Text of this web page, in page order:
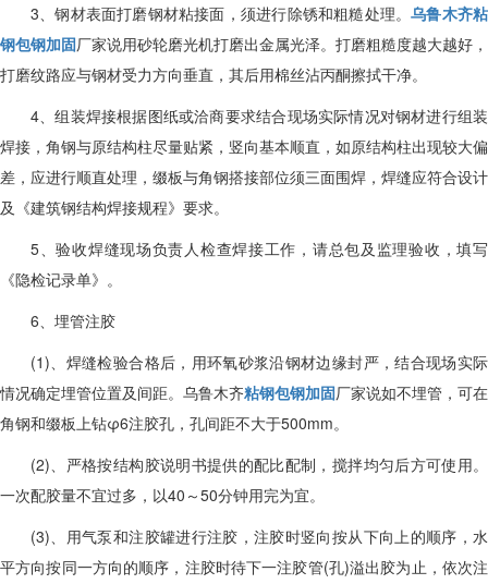
3、钢材表面打磨钢材粘接面，须进行除锈和粗糙处理。乌鲁木齐粘
钢包钢加固厂家说用砂轮磨光机打磨出金属光泽。打磨粗糙度越大越好，
打磨纹路应与钢材受力方向垂直，其后用棉丝沾丙酮擦拭干净。
4、组装焊接根据图纸或洽商要求结合现场实际情况对钢材进行组装
焊接，角钢与原结构柱尽量贴紧，竖向基本顺直，如原结构柱出现较大偏
差，应进行顺直处理，缀板与角钢搭接部位须三面围焊，焊缝应符合设计
及《建筑钢结构焊接规程》要求。
5、验收焊缝现场负责人检查焊接工作，请总包及监理验收，填写
《隐检记录单》。
6、埋管注胶
(1)、焊缝检验合格后，用环氧砂浆沿钢材边缘封严，结合现场实际
情况确定埋管位置及间距。乌鲁木齐粘钢包钢加固厂家说如不埋管，可在
角钢和缀板上钻φ6注胶孔，孔间距不大于500mm。
(2)、严格按结构胶说明书提供的配比配制，搅拌均匀后方可使用。
一次配胶量不宜过多，以40～50分钟用完为宜。
(3)、用气泵和注胶罐进行注胶，注胶时竖向按从下向上的顺序，水
平方向按同一方向的顺序，注胶时待下一注胶管(孔)溢出胶为止，依次注